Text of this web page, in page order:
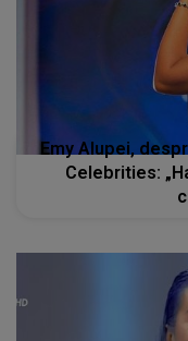
Emy Alupei,
Celebrities: